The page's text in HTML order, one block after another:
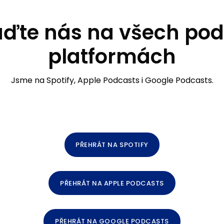
nás na všech
platformách
Jsme na Spotify, Apple Podcasts i Google Podcasts.
PŘEHRÁT NA SPOTIFY
PŘEHRÁT NA APPLE PODCASTS
PŘEHRÁT NA GOOGLE PODCASTS